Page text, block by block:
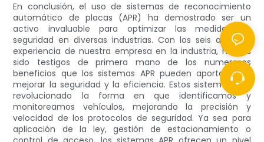
En conclusión, el uso de sistemas de reconocimiento
automático de placas (APR) ha demostrado ser un
activo invaluable para optimizar las medidas de
seguridad en diversas industrias. Con los seis años de
experiencia de nuestra empresa en la industria, hemos
sido testigos de primera mano de los numerosos
beneficios que los sistemas APR pueden aportar para
mejorar la seguridad y la eficiencia. Estos sistemas han
revolucionado la forma en que identificamos y
monitoreamos vehículos, mejorando la precisión y
velocidad de los protocolos de seguridad. Ya sea para
aplicación de la ley, gestión de estacionamiento o